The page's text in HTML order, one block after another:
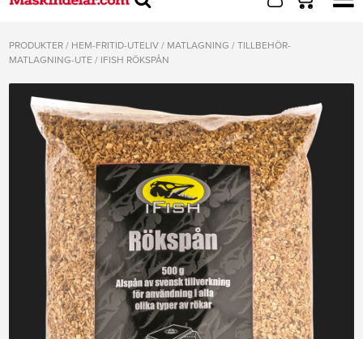
PRODUKTER / HEM-FRITID-UTELIV / MATLAGNING /TILLBEHÖR-
MATLAGNING-UTE / IFISH RÖKSPÅN